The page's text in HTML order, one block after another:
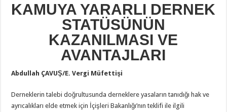
KAMUYA YARARLI DERNEK
STATÜSÜNÜN
KAZANILMASI VE
AVANTAJLARI
Abdullah ÇAVUŞ/E. Vergi Müfettişi
Derneklerin talebi doğrultusunda derneklere yasaların tanıdığı hak ve
ayrıcalıkları elde etmek için İçişleri Bakanlığı’nın teklifi ile ilgili